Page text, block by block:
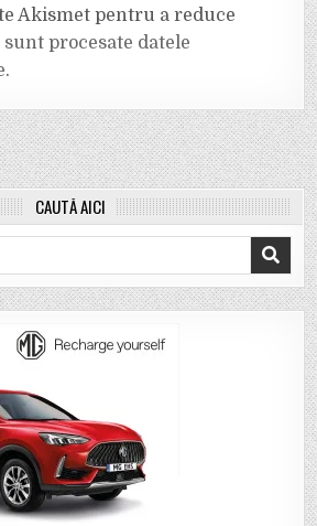
Akismet pentru a reduce
procesate datele
.
CAUTĂ AICI